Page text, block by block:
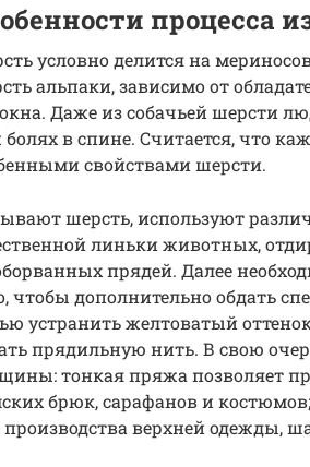
процесса
условно делится на
альпаки, зависимо от
Даже из собачьей шерсти
в спине. Считается, что
свойствами шерсти.
шерсть, используют
линьки животных,
прядей. Далее
чтобы дополнительно обдать
устранить желтоватый
прядильную нить. В свою
тонкая пряжа позволяет
брюк, сарафанов и
производства верхней одежды,